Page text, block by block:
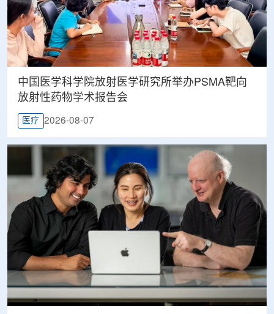
中国医学科学院放射医学研究所举办PSMA靶向
放射性药物学术报告会
医疗 2026-08-07